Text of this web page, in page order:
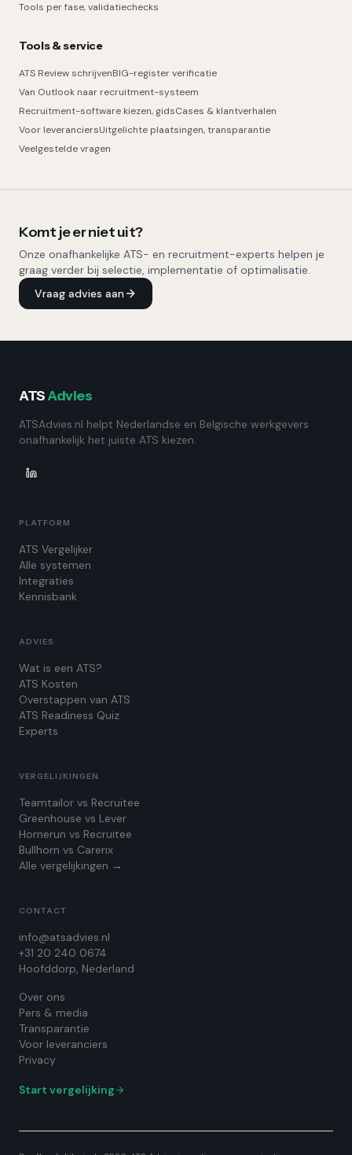
Tools per fase, validatiechecks
Tools & service
ATS Review schrijvenBIG-register verificatie
Van Outlook naar recruitment-systeem
Recruitment-software kiezen, gidsCases & klantverhalen
Voor leveranciersUitgelichte plaatsingen, transparantie
Veelgestelde vragen
Komt je er niet uit?
Onze onafhankelijke ATS- en recruitment-experts helpen je
graag verder bij selectie, implementatie of optimalisatie.
Vraag advies aan
ATSAdvies
ATSAdvies.nl helpt Nederlandse en Belgische werkgevers
onafhankelijk het juiste ATS kiezen.
PLATFORM
ATS Vergelijker
Alle systemen
Integraties
Kennisbank
ADVIES
Wat is een ATS?
ATS Kosten
Overstappen van ATS
ATS Readiness Quiz
Experts
VERGELIJKINGEN
Teamtailor vs Recruitee
Greenhouse vs Lever
Homerun vs Recruitee
Bullhorn vs Carerix
Alle vergelijkingen →
CONTACT
info@atsadvies.nl
+31 20 240 0674
Hoofddorp, Nederland
Over ons
Pers & media
Transparantie
Voor leveranciers
Privacy
Start vergelijking